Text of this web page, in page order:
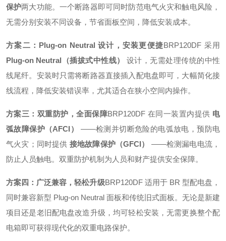
保护两大功能。一个断路器即可同时防范电气火灾和触电风险，
无需分别安装不同设备，节省面板空间，降低安装成本。
方案二：Plug-on Neutral 设计，安装更便捷BRP120DF 采用
Plug-on Neutral（插拔式中性线）
设计，无需处理传统的中性
线尾纤。安装时只需将断路器直接插入配电盘即可，大幅简化接
线流程，降低安装错误率，尤其适合在狭小空间内操作。
方案三：双重防护，全面保障BRP120DF 在同一装置内提供 电
弧故障保护（AFCI）
——检测并切断危险的电弧放电，预防电
气火灾 ；同时提供 接地故障保护（GFCI）
——检测漏电电流，
防止人员触电。双重防护机制为人员和财产提供安全保障。
方案四：广泛兼容，轻松升级BRP120DF 适用于 BR 型配电盘 ，
同时兼容新型 Plug-on Neutral 面板和传统旧式面板 。无论是新建
项目还是老旧配电盘改造升级，均可轻松安装，无需更换整个配
电箱即可获得现代化的双重电路保护。